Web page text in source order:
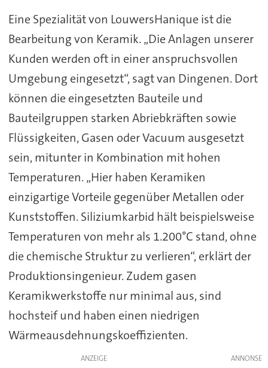
Eine Spezialität von LouwersHanique ist die
Bearbeitung von Keramik. „Die Anlagen unserer
Kunden werden oft in einer anspruchsvollen
Umgebung eingesetzt“, sagt van Dingenen. Dort
können die eingesetzten Bauteile und
Bauteilgruppen starken Abriebkräften sowie
Flüssigkeiten, Gasen oder Vacuum ausgesetzt
sein, mitunter in Kombination mit hohen
Temperaturen. „Hier haben Keramiken
einzigartige Vorteile gegenüber Metallen oder
Kunststoffen. Siliziumkarbid hält beispielsweise
Temperaturen von mehr als 1.200°C stand, ohne
die chemische Struktur zu verlieren“, erklärt der
Produktionsingenieur. Zudem gasen
Keramikwerkstoffe nur minimal aus, sind
hochsteif und haben einen niedrigen
Wärmeausdehnungskoeffizienten.
ANZEIGE